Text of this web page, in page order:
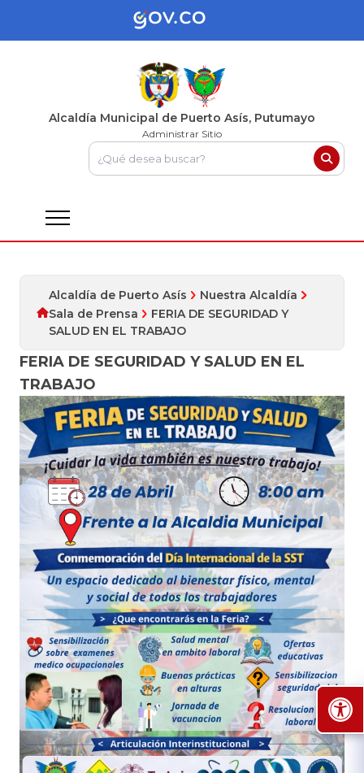
Alcaldía Municipal de Puerto Asís, Putumayo
Administrar Sitio
Alcaldía de Puerto Asís
Nuestra Alcaldía
Sala de Prensa
FERIA DE SEGURIDAD Y
SALUD EN EL TRABAJO
FERIA DE SEGURIDAD Y SALUD EN EL
TRABAJO